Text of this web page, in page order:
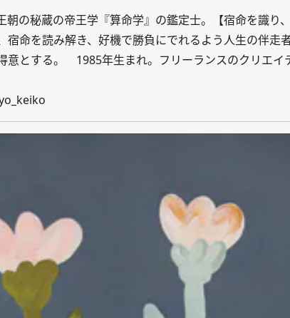
の秘蔵の帝王学『算命学』の鑑定士。【宿命を識り
命を読み解き、好機で勝負にでれるよう人生の伴走
とする。 1985年生まれ。フリーランスのクリエイ